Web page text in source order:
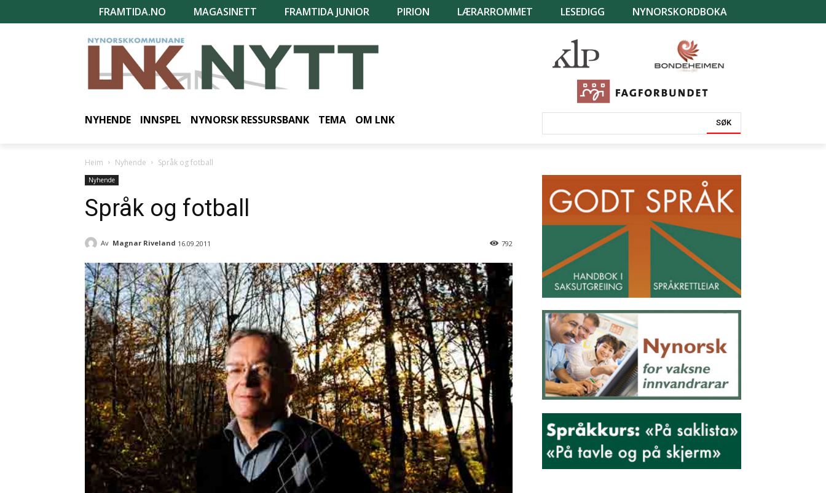
FRAMTIDA.NO MAGASINETT FRAMTIDA JUNIOR PIRION LÆRARROMMET LESEDIGG NYNORSKORDBOKA
NYHENDE INNSPEL NYNORSK RESSURSBANK TEMA OM LNK SØK
Heim Nyhende Språk og fotball
Nyhende
Språk og fotball
Av Magnar Riveland 16.09.2011 792